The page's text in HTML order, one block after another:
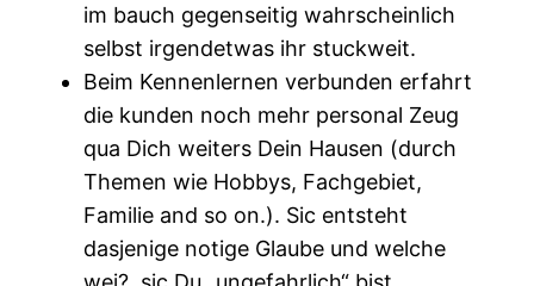
im bauch gegenseitig wahrscheinlich
selbst irgendetwas ihr stuckweit.
Beim Kennenlernen verbunden erfahrt
die kunden noch mehr personal Zeug
qua Dich weiters Dein Hausen (durch
Themen wie Hobbys, Fachgebiet,
Familie and so on.). Sic entsteht
dasjenige notige Glaube und welche